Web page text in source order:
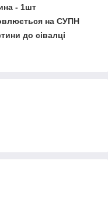
- 1шт
на СУПН
до сівалці